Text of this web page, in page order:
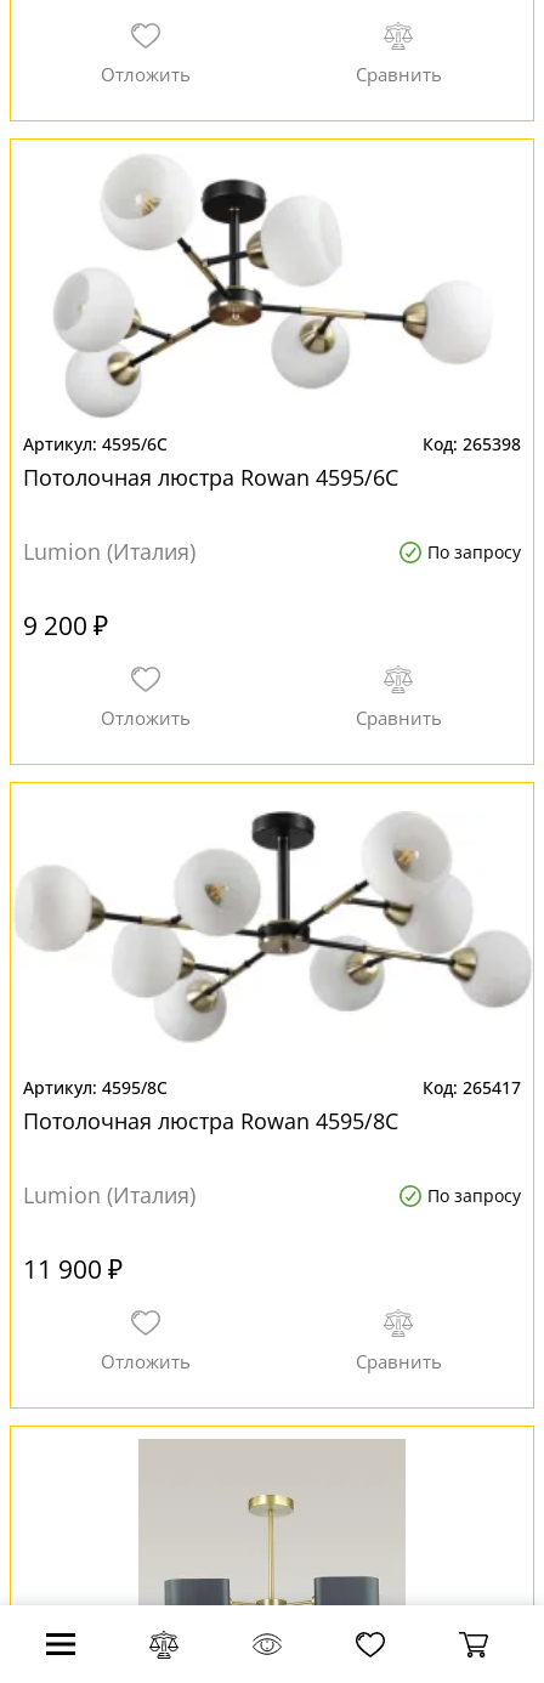
4595/6C 265398
Потолочная люстра Rowan 4595/6C
Lumion (Италия) По запросу
9 200 ₽
4595/8C 265417
Потолочная люстра Rowan 4595/8C
Lumion (Италия) По запросу
11 900 ₽